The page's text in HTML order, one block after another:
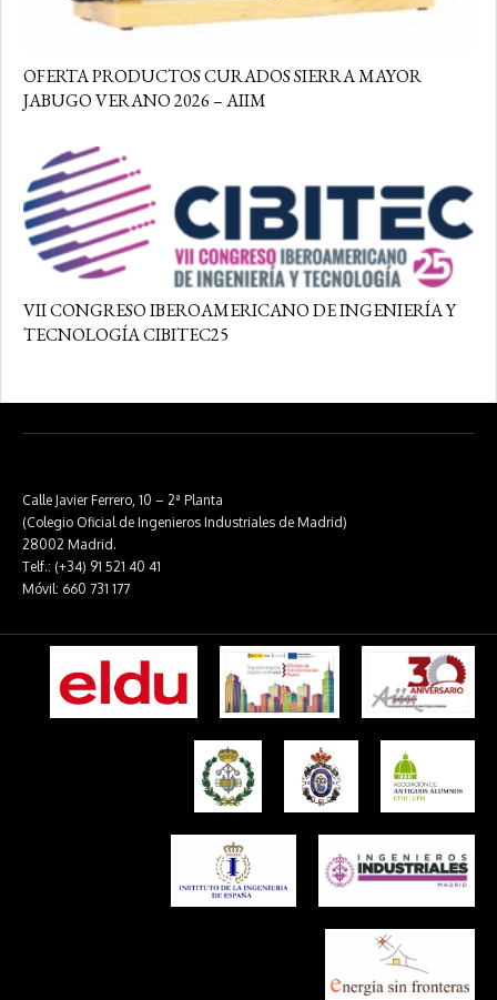
OFERTA PRODUCTOS CURADOS SIERRA MAYOR
JABUGO VERANO 2026 – AIIM
VII CONGRESO IBEROAMERICANO DE INGENIERÍA Y
TECNOLOGÍA CIBITEC25
Calle Javier Ferrero, 10 – 2ª Planta
(Colegio Oficial de Ingenieros Industriales de Madrid)
28002 Madrid.
Telf.: (+34) 91 521 40 41
Móvil: 660 731 177